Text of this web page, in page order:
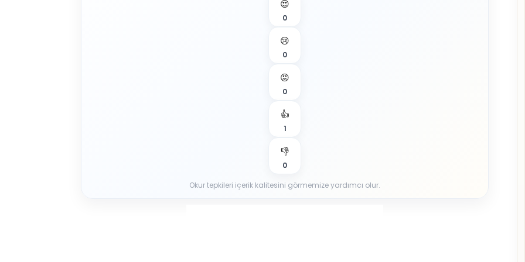
😍
0
😢
0
😡
0
👍
1
👎
0
Okur tepkileri içerik kalitesini görmemize yardımcı olur.